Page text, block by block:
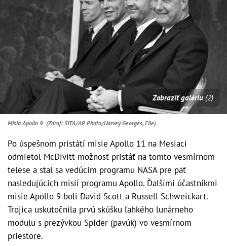
Zobraziť galériu (2)
Misia Apollo 9 (Zdroj: SITA/AP Photo/Harvey Georges, File)
Po úspešnom pristátí misie Apollo 11 na Mesiaci
odmietol McDivitt možnosť pristáť na tomto vesmírnom
telese a stal sa vedúcim programu NASA pre päť
nasledujúcich misií programu Apollo. Ďalšími účastníkmi
misie Apollo 9 boli David Scott a Russell Schweickart.
Trojica uskutočnila prvú skúšku ľahkého lunárneho
modulu s prezývkou Spider (pavúk) vo vesmírnom
priestore.